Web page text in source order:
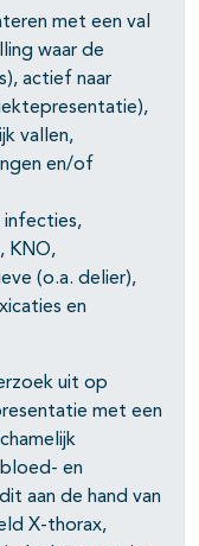
met een val
waar de
actief naar
vallen,
en/of
infecties,
KNO,
(o.a. delier),
en
uit op
met een
en
aan de hand van
X-thorax,